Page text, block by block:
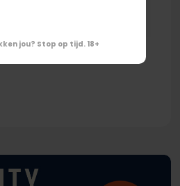
jou? Stop op tijd. 18+